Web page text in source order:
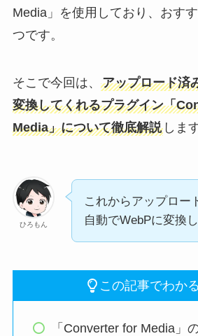
Media」を使用しており、おす
つです。
そこで今回は、 アップロード済
変換してくれるプラグイン「
Media」について徹底解説します
ひろもん
これからアップロー
自動でWebPに変換
この記事でわか
「Converter for Media」